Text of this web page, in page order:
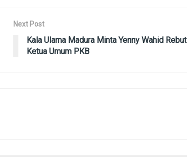
Next Post
Kala Ulama Madura Minta Yenny Wahid Rebut
Ketua Umum PKB